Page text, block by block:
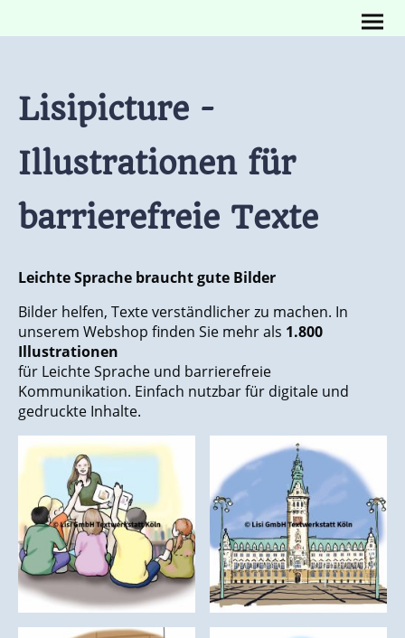
Lisipicture -
Illustrationen für
barrierefreie Texte
Leichte Sprache braucht gute Bilder
Bilder helfen, Texte verständlicher zu machen. In
unserem Webshop finden Sie mehr als 1.800
Illustrationen
für Leichte Sprache und barrierefreie
Kommunikation. Einfach nutzbar für digitale und
gedruckte Inhalte.